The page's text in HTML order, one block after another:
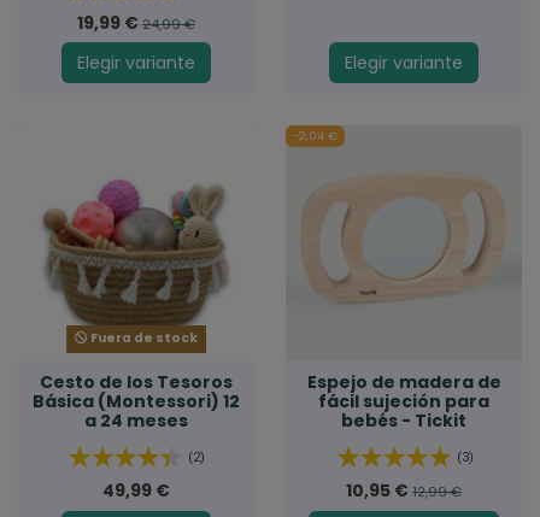
19,99 € 24,99 €
Elegir variante Elegir variante
Fuera de stock
Cesto de los Tesoros
Básica (Montessori) 12
a 24 meses
(2)
49,99 €
-2,04 €
Espejo de madera de
fácil sujeción para
bebés - Tickit
(3)
10,95 €12,99 €